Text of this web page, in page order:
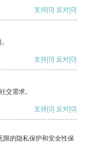
支持[0] 反对[0]
支持[0] 反对[0]
交需求。
支持[0] 反对[0]
限的隐私保护和安全性保